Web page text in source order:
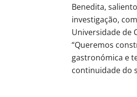
Benedita,
investigação,
Universidade de
“Queremos
gastronómica e
continuidade do